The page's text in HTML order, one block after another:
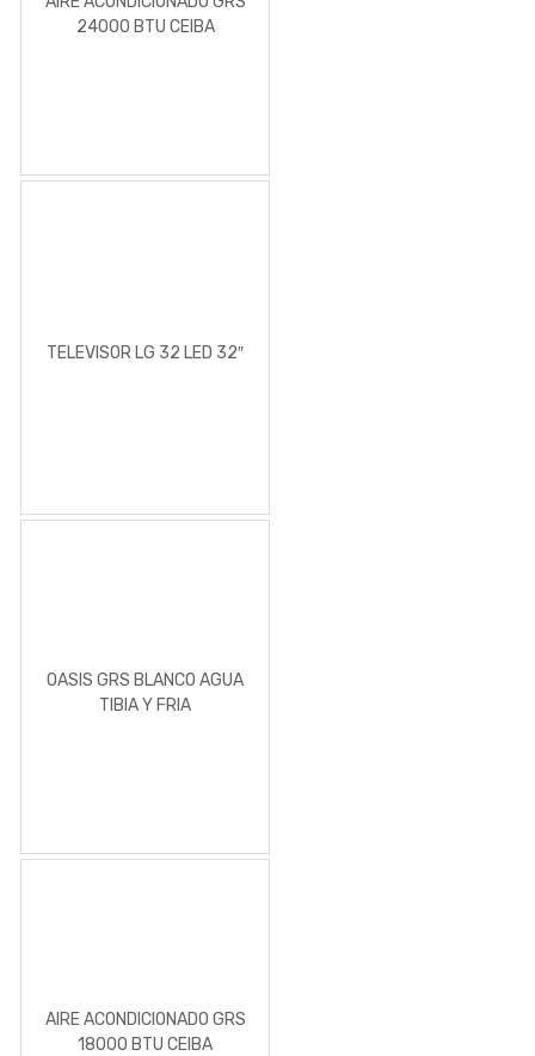
24000 BTU CEIBA
TELEVISOR LG 32 LED 32″
OASIS GRS BLANCO AGUA
TIBIA Y FRIA
AIRE ACONDICIONADO GRS
18000 BTU CEIBA